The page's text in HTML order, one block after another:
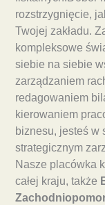
rozstrzygnięcie,
Twojej zakładu.
kompleksowe
siebie na siebie
zarządzaniem
redagowaniem
kierowaniem
biznesu, jesteś w
strategicznym
Nasze placówka
całej kraju, także